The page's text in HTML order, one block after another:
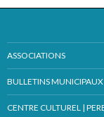
ASSOCIATIONS
BULLETINS MUNICIPAUX
CENTRE CULTUREL |